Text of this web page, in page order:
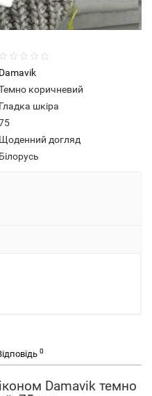
Damavik
коричневий
Гладка шкіра
Щоденний догляд
Білорусь
0
Damavik темно